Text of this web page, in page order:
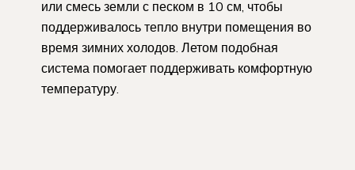
или смесь земли с песком в 10 см, чтобы
поддерживалось тепло внутри помещения во
время зимних холодов. Летом подобная
система помогает поддерживать комфортную
температуру.